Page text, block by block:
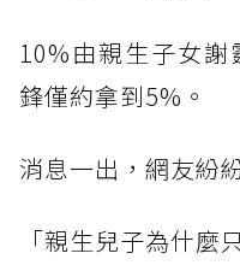
10%由親生子女
鋒僅約拿到5%。
消息一出，網友紛
「親生兒子為什麼